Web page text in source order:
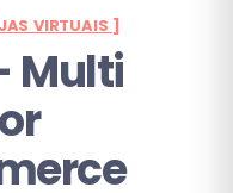
VIRTUAIS ]
Multi